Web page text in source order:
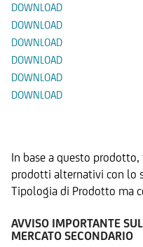
DOWNLOAD
DOWNLOAD
DOWNLOAD
DOWNLOAD
DOWNLOAD
DOWNLOAD
In base a questo
prodotti alternativi con lo
Tipologia di Prodotto ma
AVVISO IMPORTANTE
MERCATO SECONDARIO